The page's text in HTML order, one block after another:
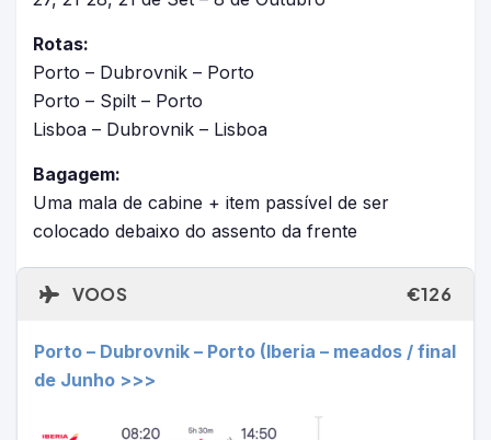
Rotas:
Porto – Dubrovnik – Porto
Porto – Spilt – Porto
Lisboa – Dubrovnik – Lisboa
Bagagem:
Uma mala de cabine + item passível de ser
colocado debaixo do assento da frente
VOOS €126
Porto – Dubrovnik – Porto (Iberia – meados / final
de Junho >>>